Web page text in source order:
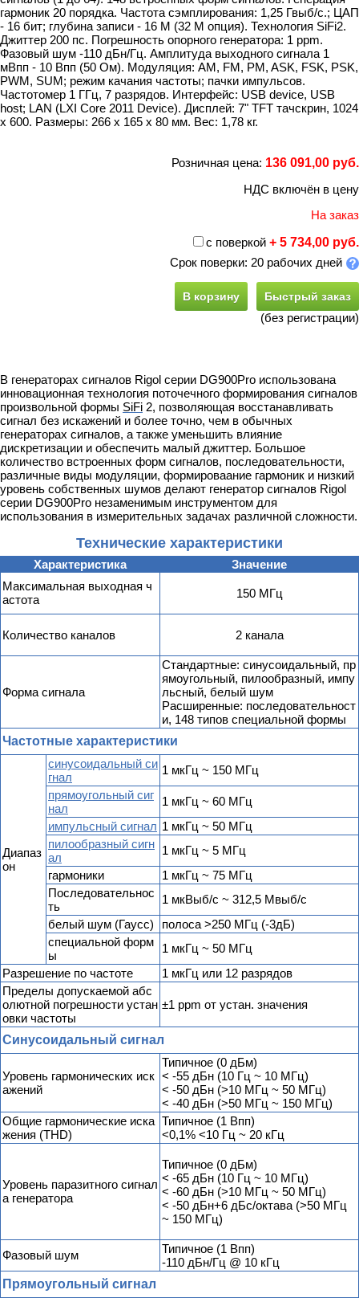
гармоник 20 порядка. Частота сэмплирования: 1,25 Гвыб/с.; ЦАП
- 16 бит; глубина записи - 16 М (32 М опция). Технология SiFi2.
Джиттер 200 пс. Погрешность опорного генератора: 1 ppm.
Фазовый шум -110 дБн/Гц. Амплитуда выходного сигнала 1
мВпп - 10 Впп (50 Ом). Модуляция: AM, FM, PM, ASK, FSK, PSK,
PWM, SUM; режим качания частоты; пачки импульсов.
Частотомер 1 ГГц, 7 разрядов. Интерфейс: USB device, USB
host; LAN (LXI Core 2011 Device). Дисплей: 7" TFT тачскрин, 1024
х 600. Размеры: 266 х 165 х 80 мм. Вес: 1,78 кг.
Розничная цена: 136 091,00 руб.
НДС включён в цену
На заказ
с поверкой + 5 734,00 руб.
Срок поверки: 20 рабочих дней
В корзину Быстрый заказ
(без регистрации)
В генераторах сигналов Rigol серии DG900Pro использована
инновационная технология поточечного формирования сигналов
произвольной формы SiFi 2, позволяющая восстанавливать
сигнал без искажений и более точно, чем в обычных
генераторах сигналов, а также уменьшить влияние
дискретизации и обеспечить малый джиттер. Большое
количество встроенных форм сигналов, последовательности,
различные виды модуляции, формироваание гармоник и низкий
уровень собственных шумов делают генератор сигналов Rigol
серии DG900Pro незаменимым инструментом для
использования в измерительных задачах различной сложности.
Технические характеристики
Характеристика
Значение
Максимальная выходная ч
астота
150 МГц
Количество каналов 2 канала
Форма сигнала
Стандартные: синусоидальный, пр
ямоугольный, пилообразный, импу
льсный, белый шум
Расширенные: последовательност
и, 148 типов специальной формы
Частотные характеристики
Диапаз
он
синусоидальный си
гнал
1 мкГц ~ 150 МГц
прямоугольный сиг
нал
1 мкГц ~ 60 МГц
импульсный сигнал 1 мкГц ~ 50 МГц
пилообразный сигн
ал
1 мкГц ~ 5 МГц
гармоники
1 мкГц ~ 75 МГц
Последовательнос
ть
1 мкВыб/с ~ 312,5 Мвыб/с
белый шум (Гаусс)
полоса >250 МГц (-3дБ)
специальной форм
ы
1 мкГц ~ 50 МГц
Разрешение по частоте
1 мкГц или 12 разрядов
Пределы допускаемой абс
олютной погрешности устан
овки частоты
±1 ppm от устан. значения
Синусоидальный сигнал
Уровень гармонических иск
ажений
Типичное (0 дБм)
< -55 дБн (10 Гц ~ 10 МГц)
< -50 дБн (>10 МГц ~ 50 МГц)
< -40 дБн (>50 МГц ~ 150 МГц)
Общие гармонические иска
жения (THD)
Типичное (1 Впп)
<0,1% <10 Гц ~ 20 кГц
Уровень паразитного сигнал
а генератора
Типичное (0 дБм)
< -65 дБн (10 Гц ~ 10 МГц)
< -60 дБн (>10 МГц ~ 50 МГц)
< -50 дБн+6 дБс/октава (>50 МГц
~ 150 МГц)
Фазовый шум
Типичное (1 Впп)
-110 дБн/Гц @ 10 кГц
Прямоугольный сигнал